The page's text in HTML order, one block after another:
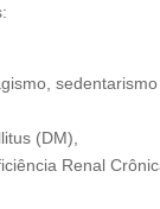
(DM),
Renal